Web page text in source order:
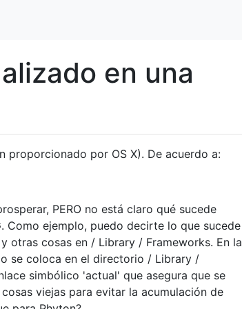
en una
proporcionado por OS X). De acuerdo a:
PERO no está claro qué sucede
Como ejemplo, puedo decirte lo que sucede
otras cosas en / Library / Frameworks. En la
se coloca en el directorio / Library /
simbólico 'actual' que asegura que se
viejas para evitar la acumulación de